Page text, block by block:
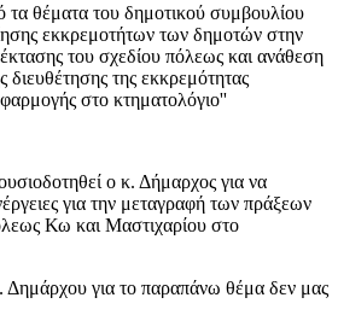
τα θέματα του δημοτικού συμβουλίου
εκκρεμοτήτων των δημοτών στην
του σχεδίου πόλεως και ανάθεση
διευθέτησης της εκκρεμότητας
στο κτηματολόγιο''
ο κ. Δήμαρχος για να
για την μεταγραφή των πράξεων
Κω και Μαστιχαρίου στο
Δημάρχου για το παραπάνω θέμα δεν μας